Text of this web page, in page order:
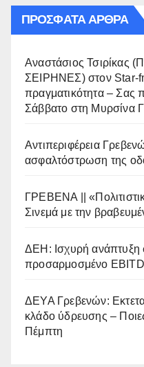
ΠΡΌΣΦΑΤΑ ΆΡΘΡΑ
Αναστάσιος Τσιρίκας
ΣΕΙΡΗΝΕΣ) στον Star-
πραγματικότητα – Σας
Σάββατο στη Μυρσίνα
Αντιπεριφέρεια
ασφαλτόστρωση της
ΓΡΕΒΕΝΑ ||
Σινεμά με την
ΔΕΗ: Ισχυρή ανάπτυξη
προσαρμοσμένο
ΔΕΥΑ Γρεβενών:
κλάδο ύδρευσης –
Πέμπτη